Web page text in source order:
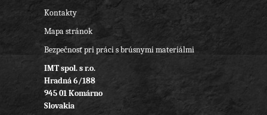
Kontakty
Mapa stránok
Bezpečnosť pri práci s brúsnymi materiálmi
IMT spol. s r.o.
Hradná 6/188
945 01 Komárno
Slovakia